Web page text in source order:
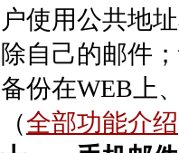
户使用公共地
除自己的邮件
备份在WEB上
（全部功能介绍